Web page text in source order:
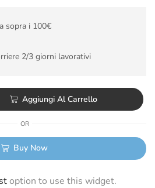
sopra i 100€
2/3 giorni lavorativi
Aggiungi Al Carrello
OR
Buy Now
option to use this widget.